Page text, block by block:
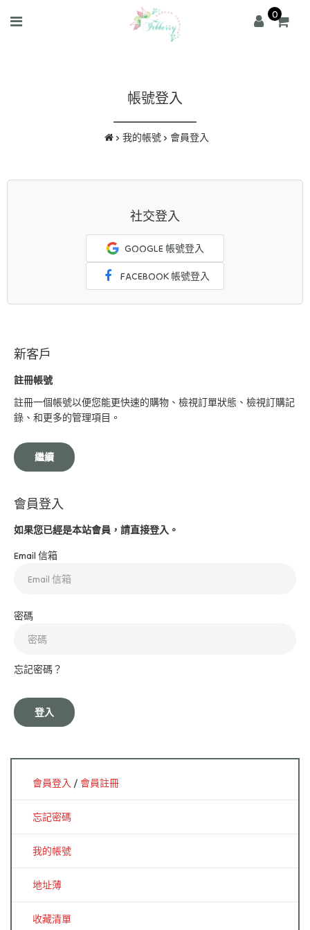
0
帳號登入
我的帳號 會員登入
社交登入
GOOGLE 帳號登入
FACEBOOK 帳號登入
新客戶
註冊帳號
註冊一個帳號以便您能更快速的購物、檢視訂單狀態、檢視訂購記
錄、和更多的管理項目。
繼續
會員登入
如果您已經是本站會員，請直接登入。
Email 信箱
密碼
忘記密碼？
會員登入 / 會員註冊
忘記密碼
我的帳號
地址薄
收藏清單